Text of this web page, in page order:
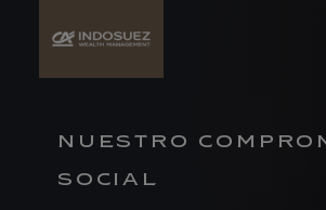
NUESTRO
SOCIAL